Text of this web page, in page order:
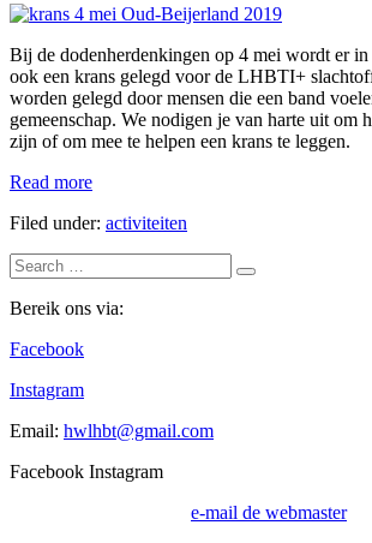
4
Kransleggingen
op
diverse
locaties
Bij de dodenherdenkingen op 4 mei wordt er in
ook een krans gelegd voor de LHBTI+
worden gelegd door mensen die een band
gemeenschap. We nodigen je van harte uit om
zijn of om mee te helpen een krans te leggen.
Read more4
Kransleggingen
Filed under: activiteiten
Search
for:
Bereik ons via:
Facebook
Instagram
Email: hwlhbt@gmail.com
Facebook Instagram
e-mail de webmaster